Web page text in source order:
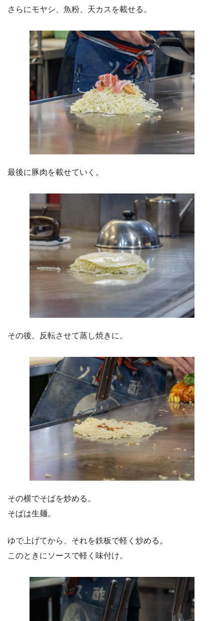
さらにモヤシ、魚粉、天カスを載せる。
最後に豚肉を載せていく。
その後、反転させて蒸し焼きに。
その横でそばを炒める。
そばは生麺。
ゆで上げてから、それを鉄板で軽く炒める。
このときにソースで軽く味付け。